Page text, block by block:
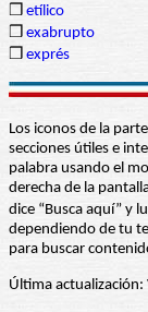
❒ etílico
❒ exabrupto
❒ exprés
Los iconos de la
secciones útiles e
palabra usando el
derecha de la
dice “Busca aquí” y
dependiendo de tu
para buscar
Última